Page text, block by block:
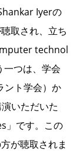
Iyerの
取され、立ち
technol
一つは、学会
ント学会）か
いただいた
」です。この
が聴取されま